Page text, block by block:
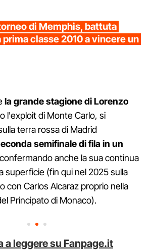
di Memphis, battuta
classe 2010 a vincere un
la grande stagione di Lorenzo
l'exploit di Monte Carlo, si
terra rossa di Madrid
semifinale di fila in un
anche la sua continua
superficie (fin qui nel 2025 sulla
con Carlos Alcaraz proprio nella
Principato di Monaco).
a leggere su Fanpage.it